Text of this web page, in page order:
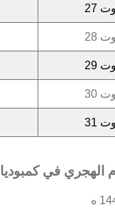
أوت 27
أوت 28
أوت 29
أوت 30
أوت 31
الهجري في كمبوديا